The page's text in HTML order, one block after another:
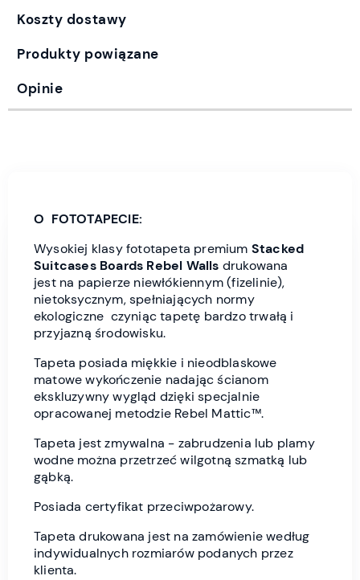
Koszty dostawy
Produkty powiązane
Opinie
O FOTOTAPECIE:
Wysokiej klasy fototapeta premium Stacked
Suitcases Boards Rebel Walls drukowana
jest na papierze niewłókiennym (fizelinie),
nietoksycznym, spełniających normy
ekologiczne czyniąc tapetę bardzo trwałą i
przyjazną środowisku.
Tapeta posiada miękkie i nieodblaskowe
matowe wykończenie nadając ścianom
ekskluzywny wygląd dzięki specjalnie
opracowanej metodzie Rebel Mattic™.
Tapeta jest zmywalna - zabrudzenia lub plamy
wodne można przetrzeć wilgotną szmatką lub
gąbką.
Posiada certyfikat przeciwpożarowy.
Tapeta drukowana jest na zamówienie według
indywidualnych rozmiarów podanych przez
klienta.